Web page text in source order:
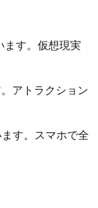
ます。仮想現実
アトラクション
す。スマホで全